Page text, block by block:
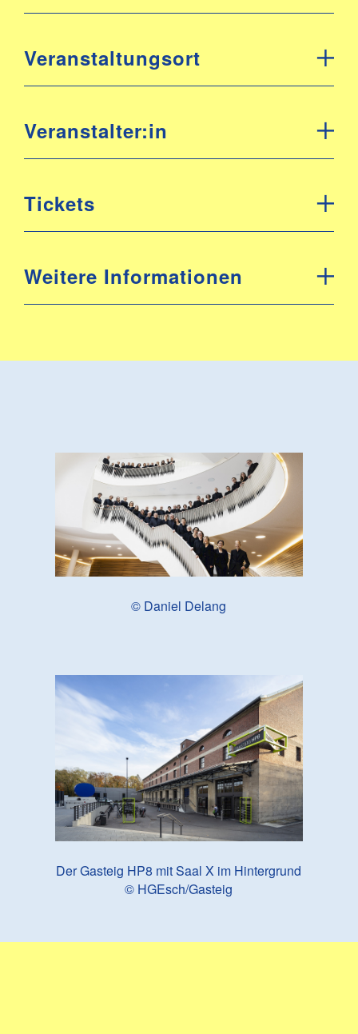
Veranstaltungsort
Veranstalter:in
Tickets
Weitere Informationen
© Daniel Delang
Der Gasteig HP8 mit Saal X im Hintergrund
© HGEsch/Gasteig